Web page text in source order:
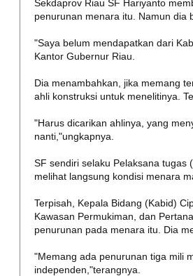
Sekdaprov Riau SF Hariyanto
penurunan menara itu. Namun dia
"Saya belum mendapatkan dari
Kantor Gubernur Riau.
Dia menambahkan, jika memang
ahli konstruksi untuk menelitinya.
"Harus dicarikan ahlinya, yang
nanti,"ungkapnya.
SF sendiri selaku Pelaksana tugas
melihat langsung kondisi menara
Terpisah, Kepala Bidang (Kabid)
Kawasan Permukiman, dan
penurunan pada menara itu. Dia
"Memang ada penurunan tiga mili
independen,"terangnya.